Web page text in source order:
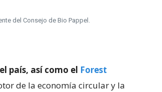
del Consejo de Bio Pappel.
país, así como el Forest
de la economía circular y la